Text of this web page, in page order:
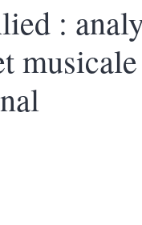
:
musicale